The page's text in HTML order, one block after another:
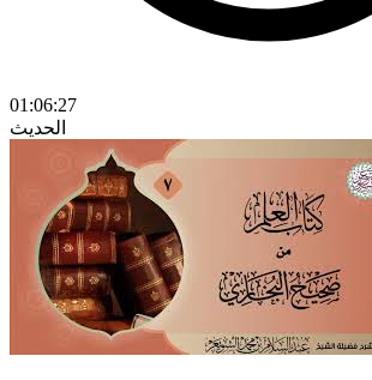
01:06:27
الحديث